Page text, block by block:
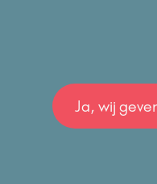
Ja, wij